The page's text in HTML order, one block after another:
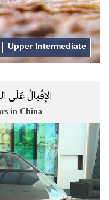
Upper Intermediate
الإِقْبالُ
in China